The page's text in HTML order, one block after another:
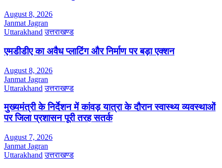
August 8, 2026
Janmat Jagran
Uttarakhand उत्तराखण्ड
एमडीडीए का अवैध प्लाटिंग और निर्माण पर बड़ा एक्शन
August 8, 2026
Janmat Jagran
Uttarakhand उत्तराखण्ड
मुख्यमंत्री के निर्देशन में कांवड़ यात्रा के दौरान स्वास्थ्य व्यवस्थाओं
पर जिला प्रशासन पूरी तरह सतर्क
August 7, 2026
Janmat Jagran
Uttarakhand उत्तराखण्ड